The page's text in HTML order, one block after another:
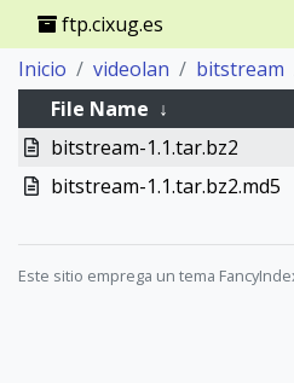
ftp.cixug.es
Inicio
videolan bitstream
File Name ↓
bitstream-1.1.tar.bz2
bitstream-1.1.tar.bz2.md5
Este sitio emprega un tema